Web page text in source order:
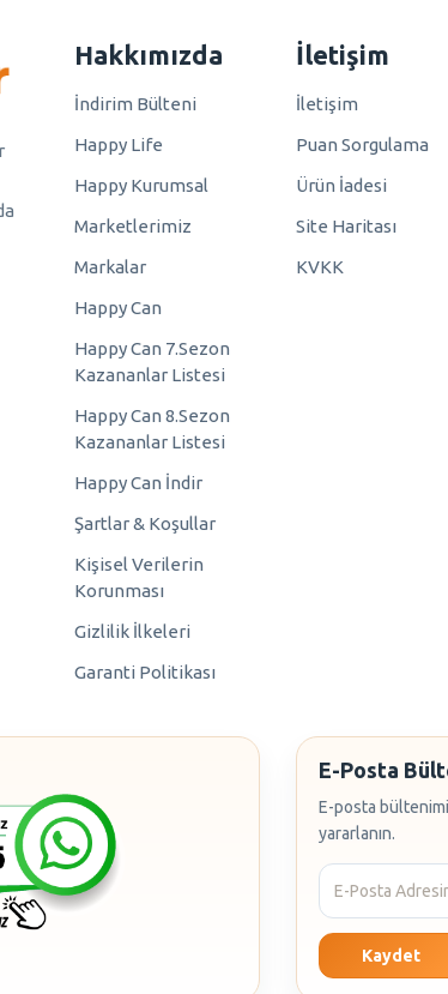
Hakkımızda
İndirim Bülteni
Happy Life
Happy Kurumsal
Marketlerimiz
Markalar
Happy Can
Happy Can 7.Sezon
Kazananlar Listesi
Happy Can 8.Sezon
Kazananlar Listesi
Happy Can İndir
Şartlar & Koşullar
Kişisel Verilerin
Korunması
Gizlilik İlkeleri
Garanti Politikası
İletişim
İletişim
Puan Sorgulama
Ürün İadesi
Site Haritası
KVKK
E-Posta
E-posta
yararlanın.
Kaydet